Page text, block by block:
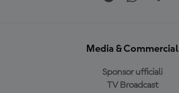
Media & Commercial
Sponsor ufficiali
TV Broadcast